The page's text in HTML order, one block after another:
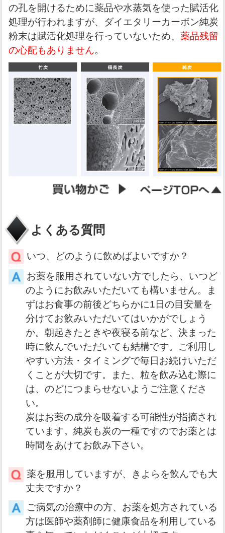
の孔を開けるために薬品や水蒸気を使った賦活化
処理が行われますが、ダイエタリーカーボン純炭
粉末は賦活化処理を行っていないため、 薬品残留
の心配もありません。
よくある質問
いつ、どのように飲めばよいですか？
お薬を服用されていない方でしたら、いつど
のようにお飲みいただいても構いません。ま
ずはお食事の前後どちらかに1日の目安量を
分けてお飲みいただいてはいかがでしょう
か。朝起きたときや夜寝る前など、決まった
時に飲んでいただいても結構です。ご利用し
やすい方法・タイミングで毎日お続けいただ
くことが大切です。また、粒を飲み込む際に
は、のどにつまらせないようご注意くださ
い。
炭はお薬の成分を吸着する可能性が指摘され
ています。純炭も炭の一種ですのでお薬とは
時間をあけてお飲み下さい。
薬を服用していますが、きよらを飲んでも大
丈夫ですか？
ご病気の治療中の方、お薬を処方されている
方は医師や薬剤師に健康食品を利用している